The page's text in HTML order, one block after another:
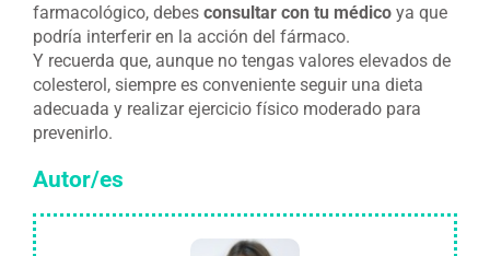
farmacológico, debes consultar con tu médico ya que
podría interferir en la acción del fármaco.
Y recuerda que, aunque no tengas valores elevados de
colesterol, siempre es conveniente seguir una dieta
adecuada y realizar ejercicio físico moderado para
prevenirlo.
Autor/es